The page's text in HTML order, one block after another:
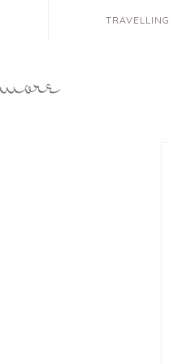
TRAVELLING